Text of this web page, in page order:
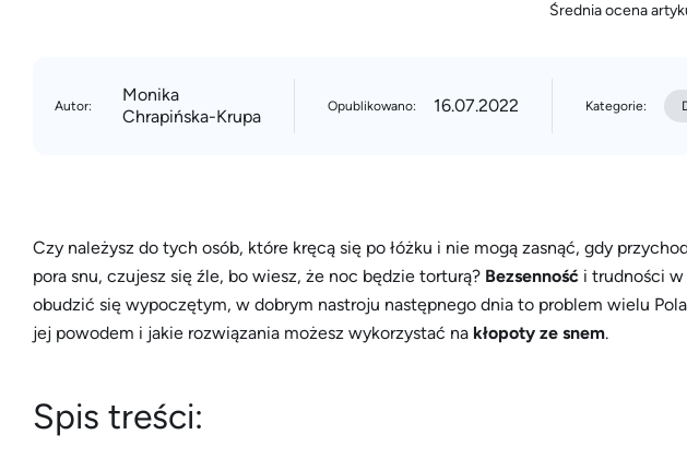
Średnia ocena
Autor:
Monika
Chrapińska-Krupa
Opublikowano: 16.07.2022 Kategorie:
Czy należysz do tych osób, które kręcą się po łóżku i nie mogą zasnąć, gdy
pora snu, czujesz się źle, bo wiesz, że noc będzie torturą? Bezsenność i trudności w
obudzić się wypoczętym, w dobrym nastroju następnego dnia to problem wielu
jej powodem i jakie rozwiązania możesz wykorzystać na kłopoty ze snem.
Spis treści: